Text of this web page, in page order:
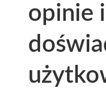
opinie i